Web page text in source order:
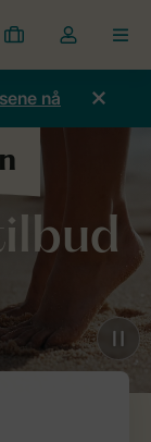
Mine
bestillinger
Toggle
the
my
nå